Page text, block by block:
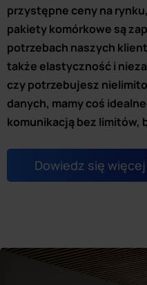
przystępne ceny na
pakiety komórkowe są
potrzebach naszych
także elastyczność i
czy potrzebujesz
danych, mamy coś
komunikacją bez limitów,
Dowiedz się więcej